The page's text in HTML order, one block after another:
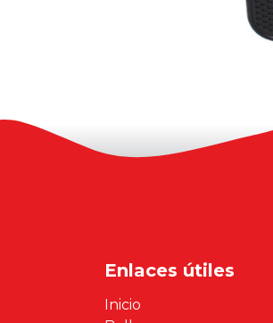
Enlaces útiles
Inicio